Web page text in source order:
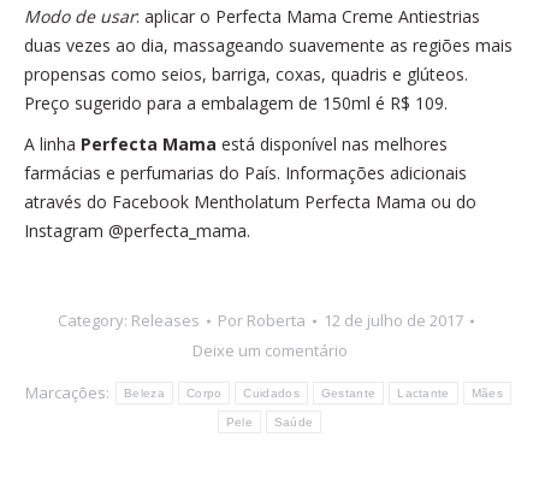
Modo de usar: aplicar o Perfecta Mama Creme Antiestrias
duas vezes ao dia, massageando suavemente as regiões mais
propensas como seios, barriga, coxas, quadris e glúteos.
Preço sugerido para a embalagem de 150ml é R$ 109.
A linha Perfecta Mama está disponível nas melhores
farmácias e perfumarias do País. Informações adicionais
através do Facebook Mentholatum Perfecta Mama ou do
Instagram @perfecta_mama.
Category: Releases Por Roberta
12 de julho de 2017
Deixe um comentário
Marcações:
Beleza Corpo Cuidados Gestante Lactante Mães
Pele Saúde